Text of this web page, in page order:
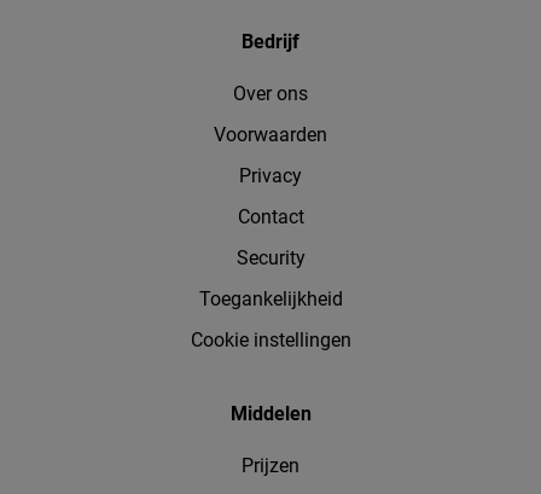
Bedrijf
Over ons
Voorwaarden
Privacy
Contact
Security
Toegankelijkheid
Cookie instellingen
Middelen
Prijzen